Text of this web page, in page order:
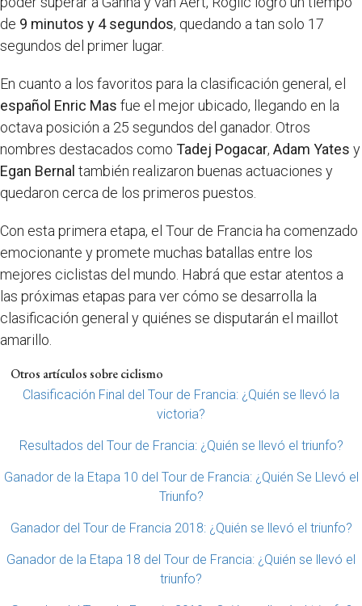
de 9 minutos y 4 segundos, quedando a tan solo 17
segundos del primer lugar.
En cuanto a los favoritos para la clasificación general, el
español Enric Mas fue el mejor ubicado, llegando en la
octava posición a 25 segundos del ganador. Otros
nombres destacados como Tadej Pogacar, Adam Yates y
Egan Bernal también realizaron buenas actuaciones y
quedaron cerca de los primeros puestos.
Con esta primera etapa, el Tour de Francia ha comenzado
emocionante y promete muchas batallas entre los
mejores ciclistas del mundo. Habrá que estar atentos a
las próximas etapas para ver cómo se desarrolla la
clasificación general y quiénes se disputarán el maillot
amarillo.
Otros artículos sobre ciclismo
Clasificación Final del Tour de Francia: ¿Quién se llevó la
victoria?
Resultados del Tour de Francia: ¿Quién se llevó el triunfo?
Ganador de la Etapa 10 del Tour de Francia: ¿Quién Se Llevó el
Triunfo?
Ganador del Tour de Francia 2018: ¿Quién se llevó el triunfo?
Ganador de la Etapa 18 del Tour de Francia: ¿Quién se llevó el
triunfo?